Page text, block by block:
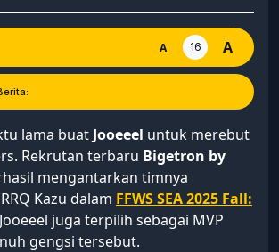
A 16 A
lama buat Jooeeel untuk merebut
Rekrutan terbaru Bigetron by
mengantarkan timnya
Kazu dalam FFWS SEA 2025 Fall:
juga terpilih sebagai MVP
gengsi tersebut.